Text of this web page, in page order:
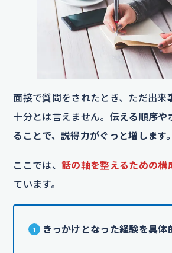
面接で質問をされたとき、ただ出来
十分とは言えません。 伝える順序や
ることで、説得力がぐっと増します。
ここでは、 話の軸を整えるための構
ています。
きっかけとなった経験を具体